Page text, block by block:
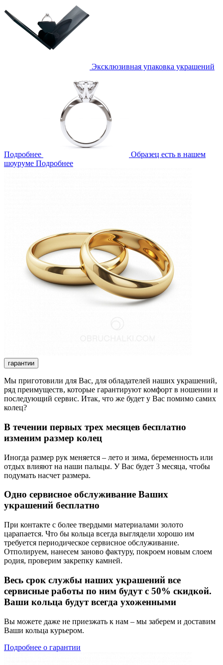
Эксклюзивная упаковка украшений
Подробнее
Образец есть в нашем
шоуруме Подробнее
гарантии
Мы приготовили для Вас, для обладателей наших украшений,
ряд преимуществ, которые гарантируют комфорт в ношении и
последующий сервис. Итак, что же будет у Вас помимо самих
колец?
В течении первых трех месяцев бесплатно
изменим размер колец
Иногда размер рук меняется – лето и зима, беременность или
отдых влияют на наши пальцы. У Вас будет 3 месяца, чтобы
подумать насчет размера.
Одно сервисное обслуживание Ваших
украшений бесплатно
При контакте с более твердыми материалами золото
царапается. Что бы кольца всегда выглядели хорошо им
требуется периодическое сервисное обслуживание.
Отполируем, нанесем заново фактуру, покроем новым слоем
родия, проверим закрепку камней.
Весь срок службы наших украшений все
сервисные работы по ним будут с 50% скидкой.
Ваши кольца будут всегда ухоженными
Вы можете даже не приезжать к нам – мы заберем и доставим
Ваши кольца курьером.
Подробнее о гарантии